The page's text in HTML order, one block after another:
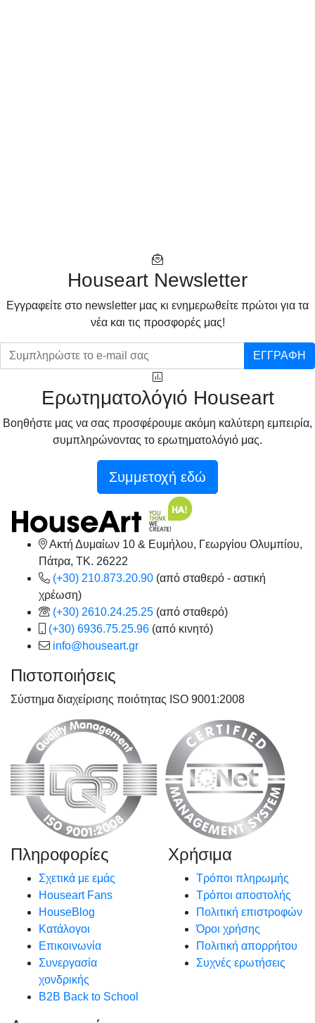
Houseart Newsletter
Eγγραφείτε στο newsletter μας κι ενημερωθείτε πρώτοι για τα
νέα και τις προσφορές μας!
ΕΓΓΡΑΦΗ
Ερωτηματολόγιό Houseart
Βοηθήστε μας να σας προσφέρουμε ακόμη καλύτερη εμπειρία,
συμπληρώνοντας το ερωτηματολόγιό μας.
Συμμετοχή εδώ
Ακτή Δυμαίων 10 & Ευμήλου, Γεωργίου Ολυμπίου,
Πάτρα, TK. 26222
(+30) 210.873.20.90 (από σταθερό - αστική
χρέωση)
(+30) 2610.24.25.25 (από σταθερό)
(+30) 6936.75.25.96 (από κινητό)
info@houseart.gr
Πιστοποιήσεις
Σύστημα διαχείρισης ποιότητας ISO 9001:2008
Πληροφορίες
Σχετικά με εμάς
Houseart Fans
HouseBlog
Κατάλογοι
Επικοινωνία
Συνεργασία
χονδρικής
B2B Back to School
Χρήσιμα
Τρόποι πληρωμής
Τρόποι αποστολής
Πολιτική επιστροφών
Όροι χρήσης
Πολιτική απορρήτου
Συχνές ερωτήσεις